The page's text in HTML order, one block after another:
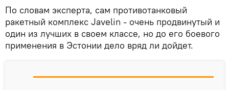
По словам эксперта, сам противотанковый
ракетный комплекс Javelin - очень продвинутый и
один из лучших в своем классе, но до его боевого
применения в Эстонии дело вряд ли дойдет.